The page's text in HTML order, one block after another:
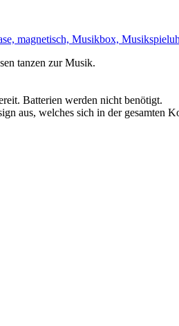
magnetisch, Musikbox,
tanzen zur Musik.
Batterien werden nicht benötigt.
aus, welches sich in der